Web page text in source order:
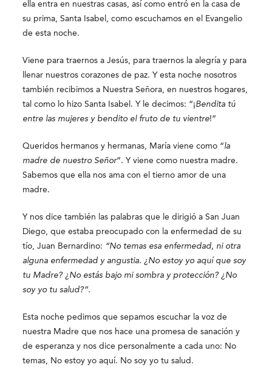
ella entra en nuestras casas, así como entró en la casa de
su prima, Santa Isabel, como escuchamos en el Evangelio
de esta noche.
Viene para traernos a Jesús, para traernos la alegría y para
llenar nuestros corazones de paz. Y esta noche nosotros
también recibimos a Nuestra Señora, en nuestros hogares,
tal como lo hizo Santa Isabel. Y le decimos: “¡Bendita tú
entre las mujeres y bendito el fruto de tu vientre!”
Queridos hermanos y hermanas, María viene como “la
madre de nuestro Señor”. Y viene como nuestra madre.
Sabemos que ella nos ama con el tierno amor de una
madre.
Y nos dice también las palabras que le dirigió a San Juan
Diego, que estaba preocupado con la enfermedad de su
tío, Juan Bernardino: “No temas esa enfermedad, ni otra
alguna enfermedad y angustia. ¿No estoy yo aquí que soy
tu Madre? ¿No estás bajo mi sombra y protección? ¿No
soy yo tu salud?”.
Esta noche pedimos que sepamos escuchar la voz de
nuestra Madre que nos hace una promesa de sanación y
de esperanza y nos dice personalmente a cada uno: No
temas, No estoy yo aquí. No soy yo tu salud.